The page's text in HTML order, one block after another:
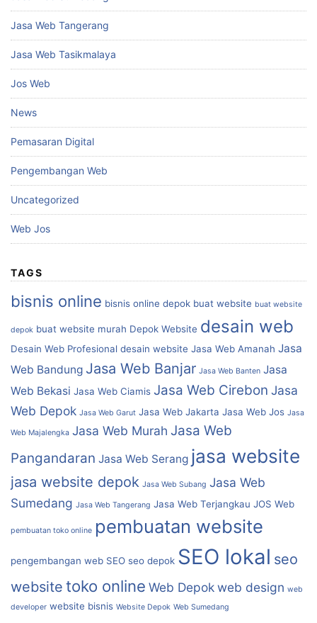
Jasa Web Tangerang
Jasa Web Tasikmalaya
Jos Web
News
Pemasaran Digital
Pengembangan Web
Uncategorized
Web Jos
TAGS
bisnis online bisnis online depok buat website buat website
depok buat website murah Depok Website desain web
Desain Web Profesional desain website Jasa Web Amanah Jasa
Web Bandung Jasa Web Banjar Jasa Web Banten Jasa
Web Bekasi Jasa Web Ciamis Jasa Web Cirebon Jasa
Web Depok Jasa Web Garut Jasa Web Jakarta Jasa Web Jos Jasa
Web Majalengka Jasa Web Murah Jasa Web
Pangandaran Jasa Web Serang jasa website
jasa website depok Jasa Web Subang Jasa Web
Sumedang Jasa Web Tangerang Jasa Web Terjangkau JOS Web
pembuatan toko online pembuatan website
pengembangan web SEO seo depok SEO lokal seo
website toko online Web Depokweb design web
developer website bisnis Website Depok Web Sumedang